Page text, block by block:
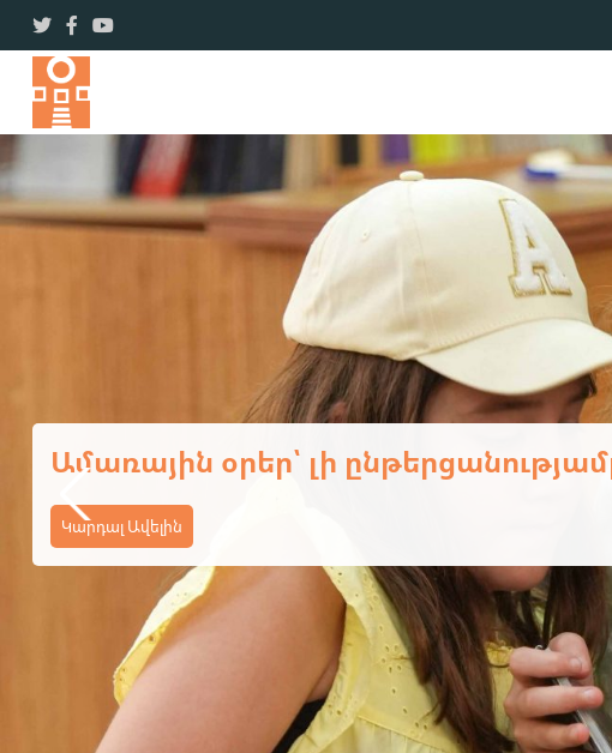
Ավարտվեց ևս մեկ եռօրյա
Կարդալ Ավելին